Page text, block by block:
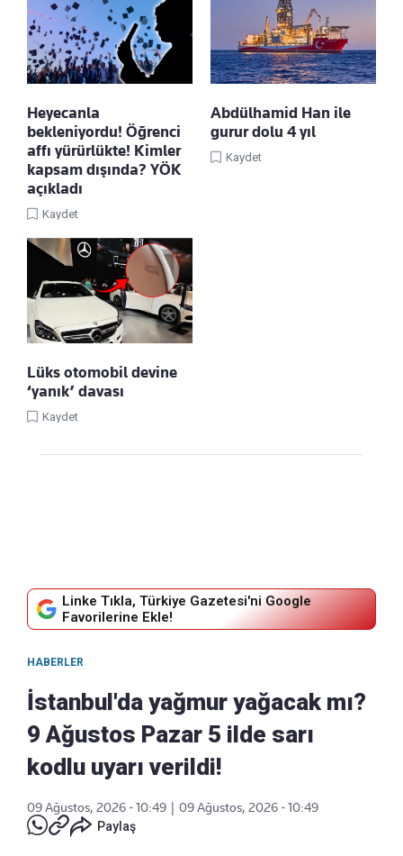
Heyecanla
bekleniyordu! Öğrenci
affı yürürlükte! Kimler
kapsam dışında? YÖK
açıkladı
Kaydet
Abdülhamid Han ile
gurur dolu 4 yıl
Kaydet
Lüks otomobil devine
‘yanık’ davası
Kaydet
Linke Tıkla, Türkiye Gazetesi'ni Google
Favorilerine Ekle!
HABERLER
İstanbul'da yağmur yağacak mı?
9 Ağustos Pazar 5 ilde sarı
kodlu uyarı verildi!
09 Ağustos, 2026 - 10:49
09 Ağustos, 2026 - 10:49
Paylaş